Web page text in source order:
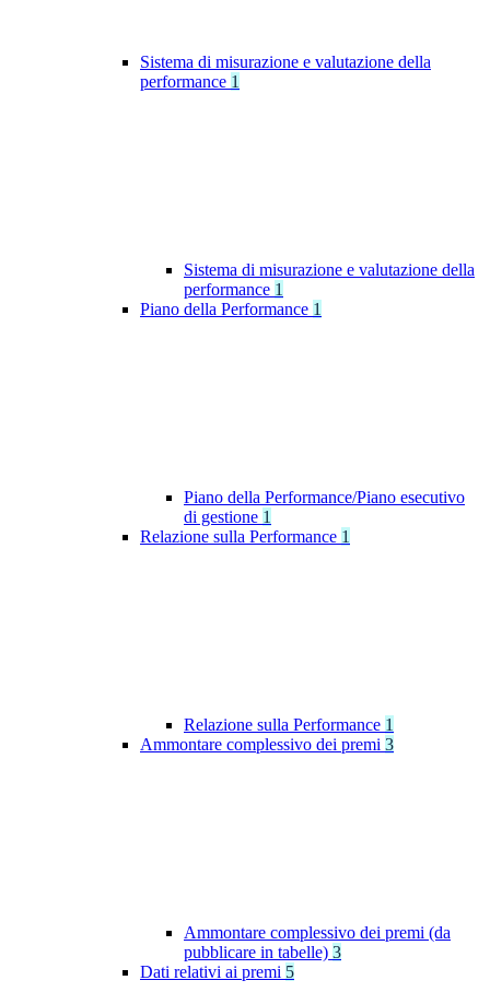
Sistema di misurazione e valutazione della
performance 1
Sistema di misurazione e valutazione della
performance 1
Piano della Performance 1
Piano della Performance/Piano esecutivo
di gestione 1
Relazione sulla Performance 1
Relazione sulla Performance 1
Ammontare complessivo dei premi 3
Ammontare complessivo dei premi (da
pubblicare in tabelle) 3
Dati relativi ai premi 5